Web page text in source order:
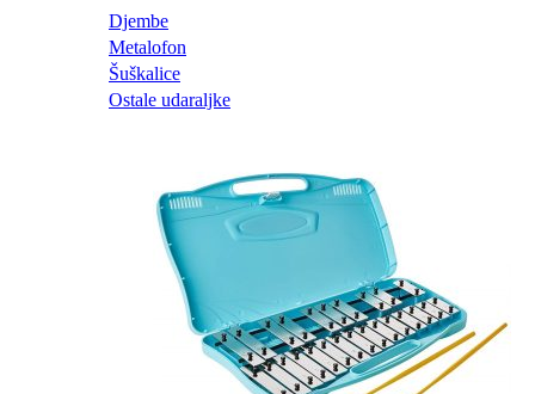
Djembe
Metalofon
Šuškalice
Ostale udaraljke